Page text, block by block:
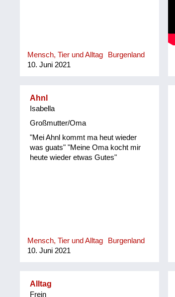
Mensch, Tier und Alltag
Burgenland
10. Juni 2021
Ahnl
Isabella
Großmutter/Oma
"Mei Ahnl kommt ma heut wieder
was guats" "Meine Oma kocht mir
heute wieder etwas Gutes"
Mensch, Tier und Alltag
Burgenland
10. Juni 2021
Alltag
Frein